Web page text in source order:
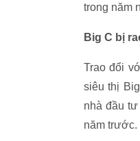
trong năm
Big C bị
Trao đổi
siêu thị
nhà đầu
năm trước.